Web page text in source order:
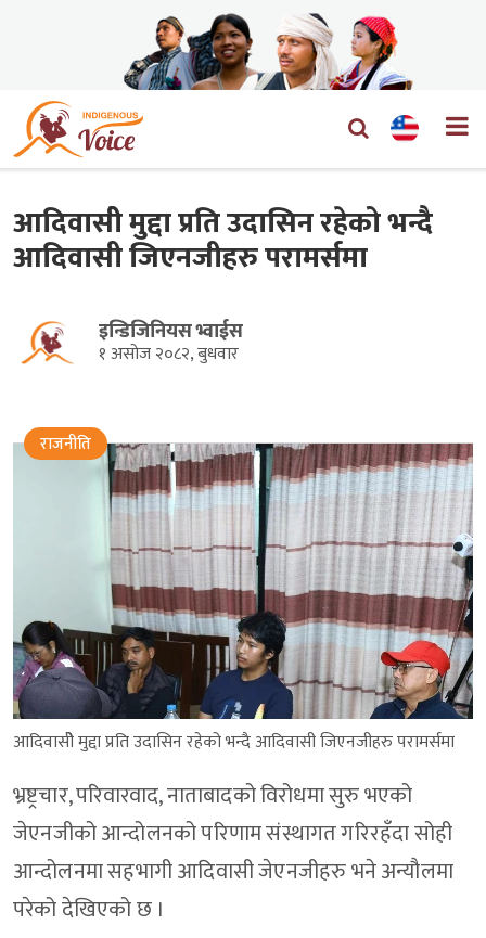
आदिवासीे मुद्दा प्रति उदासिन रहेको भन्दै
आदिवासी जिएनजीहरु परामर्समा
इन्डिजिनियस भ्वाईस
१ असोज २०८२, बुधवार
राजनीति
आदिवासीे मुद्दा प्रति उदासिन रहेको भन्दै आदिवासी जिएनजीहरु परामर्समा
भ्रष्ट्रचार, परिवारवाद, नाताबादको विरोधमा सुरु भएको
जेएनजीको आन्दोलनको परिणाम संस्थागत गरिरहँदा सोही
आन्दोलनमा सहभागी आदिवासी जेएनजीहरु भने अन्यौलमा
परेको देखिएको छ ।